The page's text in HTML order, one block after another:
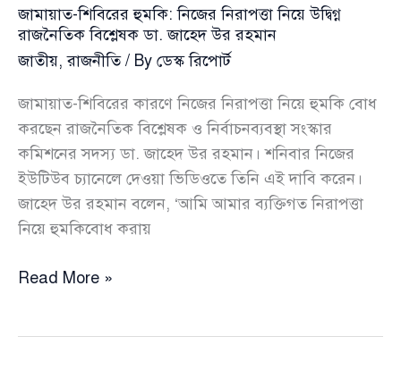
জামায়াত-শিবিরের হুমকি: নিজের নিরাপত্তা নিয়ে উদ্বিগ্ন
রাজনৈতিক বিশ্লেষক ডা. জাহেদ উর রহমান
জাতীয়,রাজনীতি/ By ডেস্ক রিপোর্ট
জামায়াত-শিবিরের কারণে নিজের নিরাপত্তা নিয়ে হুমকি বোধ
করছেন রাজনৈতিক বিশ্লেষক ও নির্বাচনব্যবস্থা সংস্কার
কমিশনের সদস্য ডা. জাহেদ উর রহমান। শনিবার নিজের
ইউটিউব চ্যানেলে দেওয়া ভিডিওতে তিনি এই দাবি করেন।
জাহেদ উর রহমান বলেন, ‘আমি আমার ব্যক্তিগত নিরাপত্তা
নিয়ে হুমকিবোধ করায়
জামায়াত-
Read More »